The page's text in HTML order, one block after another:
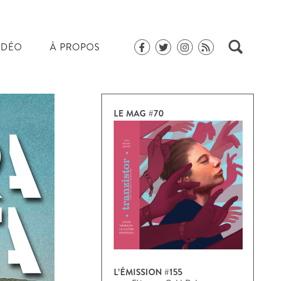
À PROPOS
LE MAG #70
L’ÉMISSION #155